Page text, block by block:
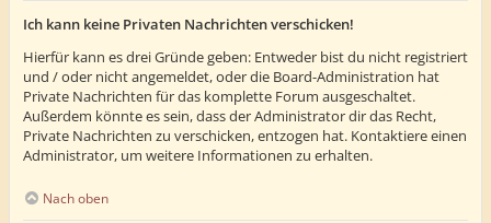
Ich kann keine Privaten Nachrichten verschicken!
Hierfür kann es drei Gründe geben: Entweder bist du nicht registriert
und / oder nicht angemeldet, oder die Board-Administration hat
Private Nachrichten für das komplette Forum ausgeschaltet.
Außerdem könnte es sein, dass der Administrator dir das Recht,
Private Nachrichten zu verschicken, entzogen hat. Kontaktiere einen
Administrator, um weitere Informationen zu erhalten.
Nach oben